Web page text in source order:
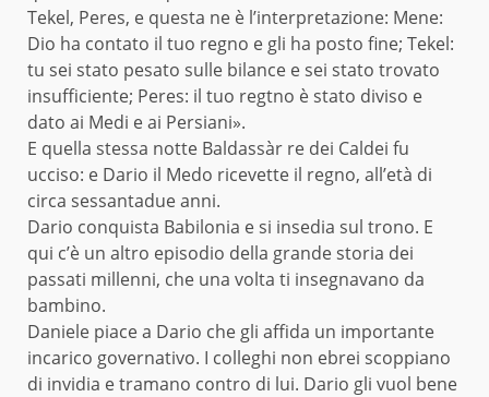
Tekel, Peres, e questa ne è l’interpretazione: Mene:
Dio ha contato il tuo regno e gli ha posto fine; Tekel:
tu sei stato pesato sulle bilance e sei stato trovato
insufficiente; Peres: il tuo regtno è stato diviso e
dato ai Medi e ai Persiani».
E quella stessa notte Baldassàr re dei Caldei fu
ucciso: e Dario il Medo ricevette il regno, all’età di
circa sessantadue anni.
Dario conquista Babilonia e si insedia sul trono. E
qui c’è un altro episodio della grande storia dei
passati millenni, che una volta ti insegnavano da
bambino.
Daniele piace a Dario che gli affida un importante
incarico governativo. I colleghi non ebrei scoppiano
di invidia e tramano contro di lui. Dario gli vuol bene